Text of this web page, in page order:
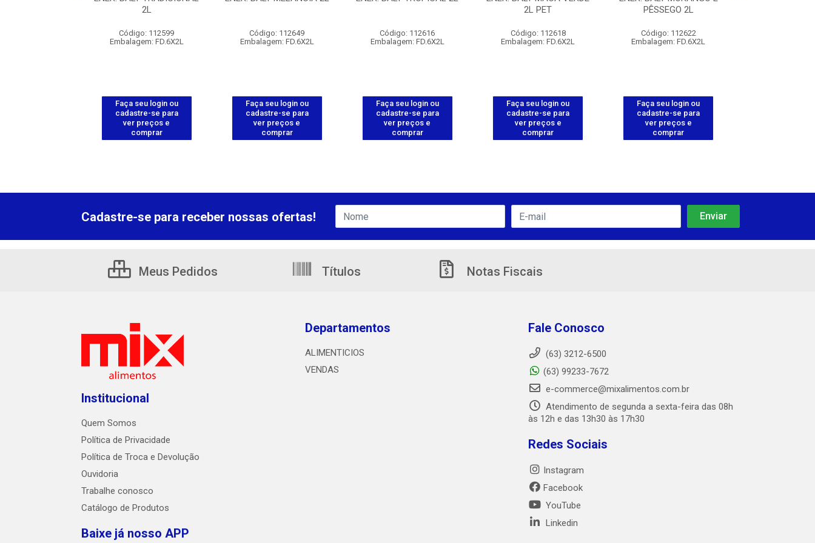
2L
Código: 112599
Embalagem: FD.6X2L
Faça seu login ou
cadastre-se para
ver preços e
comprar
Código: 112649
Embalagem: FD.6X2L
Faça seu login ou
cadastre-se para
ver preços e
comprar
Código: 112616
Embalagem: FD.6X2L
Faça seu login ou
cadastre-se para
ver preços e
comprar
2L PET
Código: 112618
Embalagem: FD.6X2L
Faça seu login ou
cadastre-se para
ver preços e
comprar
PÊSSEGO 2L
Código: 112622
Embalagem: FD.6X2L
Faça seu login ou
cadastre-se para
ver preços e
comprar
Cadastre-se para receber nossas ofertas!
Meus Pedidos Títulos Notas Fiscais
Institucional
Quem Somos
Política de Privacidade
Política de Troca e Devolução
Ouvidoria
Trabalhe conosco
Catálogo de Produtos
Baixe já nosso APP
Departamentos
ALIMENTICIOS
VENDAS
Fale Conosco
(63) 3212-6500
(63) 99233-7672
e-commerce@mixalimentos.com.br
Atendimento de segunda a sexta-feira das 08h
às 12h e das 13h30 às 17h30
Redes Sociais
Instagram
Facebook
YouTube
Linkedin